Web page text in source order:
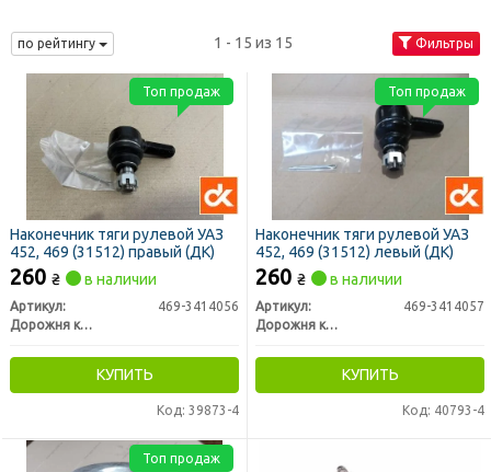
по рейтингу 1 - 15 из 15 Фильтры
Наконечник тяги рулевой УАЗ
452, 469 (31512) правый (ДК)
260 ₴ в наличии
Артикул:
469-3414056
Дорожня карта
КУПИТЬ
Код: 39873-4
Топ продаж
Наконечник тяги рулевой УАЗ
452, 469 (31512) левый (ДК)
260 ₴ в наличии
Артикул:
469-3414057
Дорожня карта
КУПИТЬ
Код: 40793-4
Топ продаж
Топ продаж